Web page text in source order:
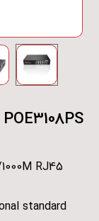
RJ45
standard